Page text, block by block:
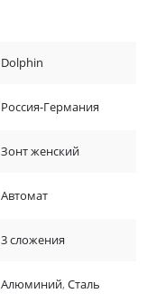
Dolphin
Россия-Германия
Зонт женский
Автомат
3 сложения
Алюминий,Сталь